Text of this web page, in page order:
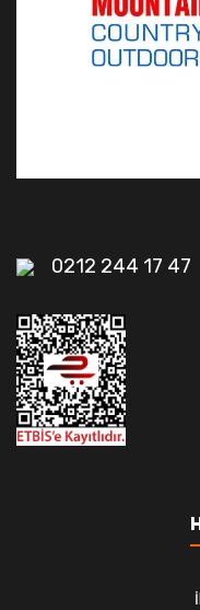
0212 244 17 47